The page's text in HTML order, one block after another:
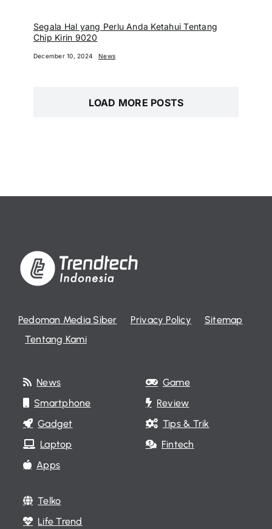
Segala Hal yang Perlu Anda Ketahui Tentang
Chip Kirin 9020
December 10, 2024 News
LOAD MORE POSTS
Pedoman Media Siber Privacy Policy
Sitemap
Tentang Kami
News
Smartphone
Gadget
Laptop
Apps
Game
Review
Tips & Trik
Fintech
Telko
Life Trend